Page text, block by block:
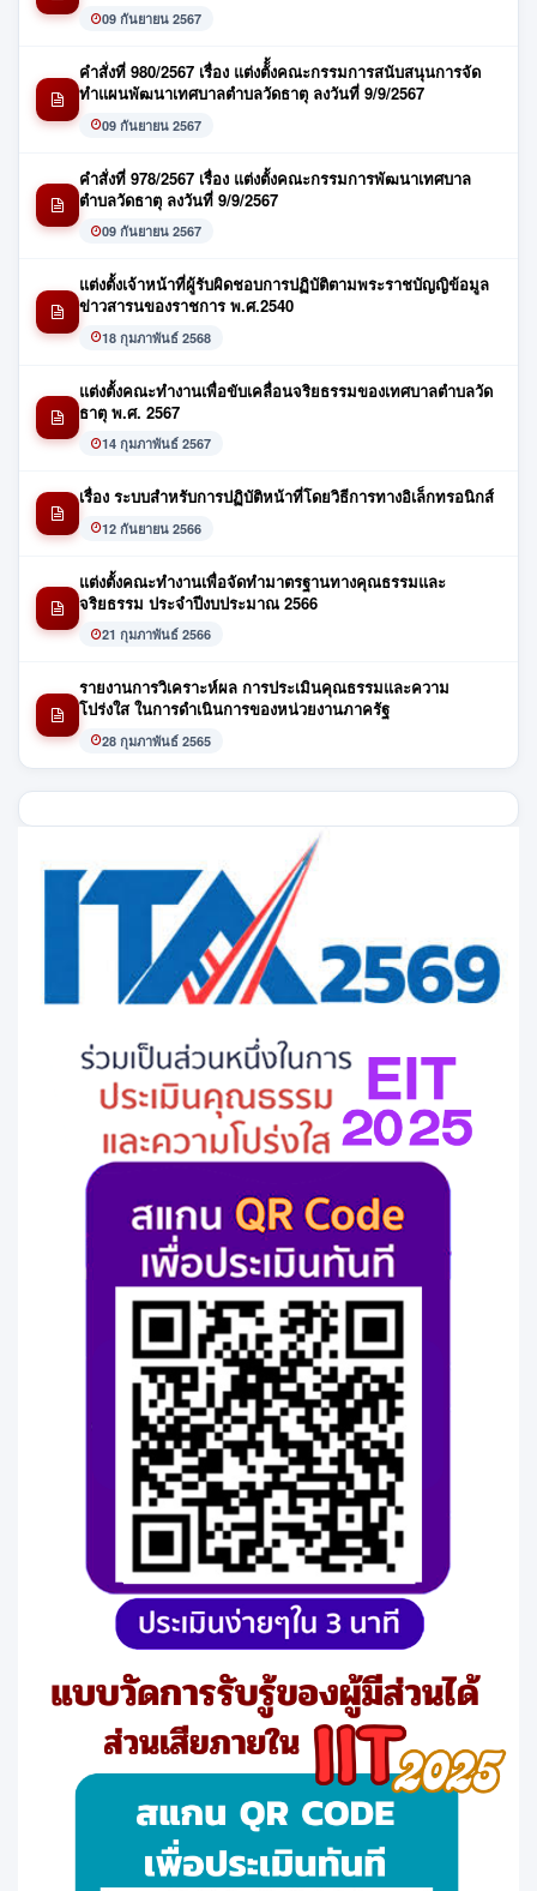
09 กันยายน 2567
คำสั่งที่ 980/2567 เรื่อง แต่งตัั้งคณะกรรมการสนับสนุนการจัด
ทำแผนพัฒนาเทศบาลตำบลวัดธาตุ ลงวันที่ 9/9/2567
09 กันยายน 2567
คำสั่งที่ 978/2567 เรื่อง แต่งตั้งคณะกรรมการพัฒนาเทศบาล
ตำบลวัดธาตุ ลงวันที่ 9/9/2567
09 กันยายน 2567
แต่งตั้งเจ้าหน้าที่ผู้รับผิดชอบการปฏิบัติตามพระราชบัญญิข้อมูล
ข่าวสารนของราชการ พ.ศ.2540
18 กุมภาพันธ์ 2568
แต่งตั้งคณะทำงานเพื่อขับเคลื่อนจริยธรรมของเทศบาลตำบลวัด
ธาตุ พ.ศ. 2567
14 กุมภาพันธ์ 2567
เรื่อง ระบบสำหรับการปฏิบัติหน้าที่โดยวิธีการทางอิเล็กทรอนิกส์
12 กันยายน 2566
แต่งตั้งคณะทำงานเพื่อจัดทำมาตรฐานทางคุณธรรมและ
จริยธรรม ประจำปีงบประมาณ 2566
21 กุมภาพันธ์ 2566
รายงานการวิเคราะห์ผล การประเมินคุณธรรมและความ
โปร่งใส ในการดำเนินการของหน่วยงานภาครัฐ
28 กุมภาพันธ์ 2565